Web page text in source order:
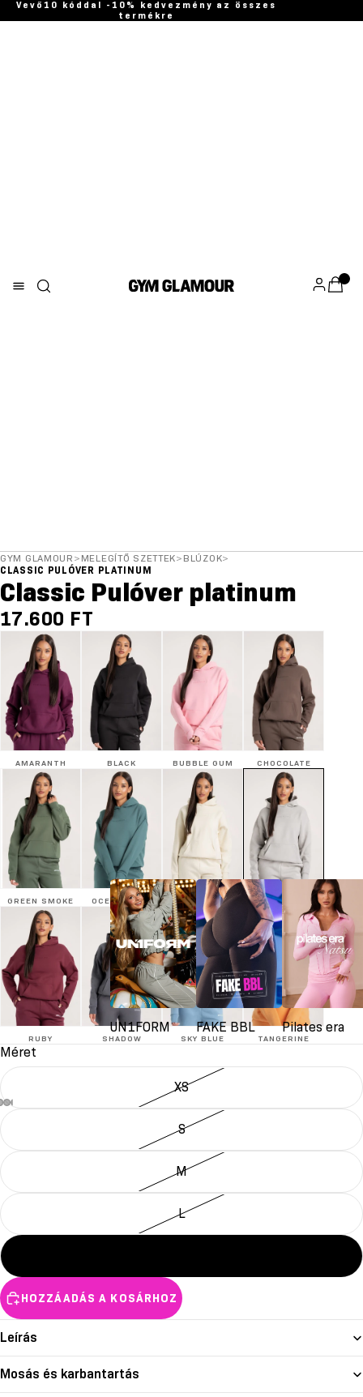
Vevő10 kóddal -10% kedvezmény az összes
termékre
UN1FORM FAKE BBL Pilates era
GYM GLAMOUR > MELEGÍTŐ SZETTEK> BLÚZOK>
CLASSIC PULÓVER PLATINUM
Classic Pulóver platinum
17.600 FT
AMARANTH BLACK BUBBLE GUM CHOCOLATE
GREEN SMOKE OCEAN GLOW OFF WHITE PLATINUM
RUBY SHADOW SKY BLUE TANGERINE
Méret
XS
S
M
L
HOZZÁADÁS A KOSÁRHOZ
Leírás
Mosás és karbantartás